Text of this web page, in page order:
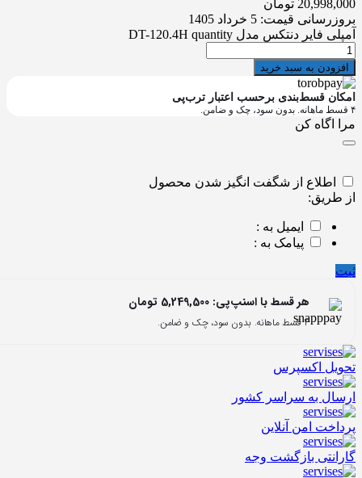
20,998,000 تومان
بروزرسانی قیمت: 5 خرداد 1405
آمپلی فایر دنتکس مدل DT-120.4H quantity
افزودن به سبد خرید
امکان قسط‌بندی برحسب اعتبار ترب‌پی
۴ قسط ماهانه. بدون سود، چک و ضامن.
مرا اگاه کن
اطلاع از شگفت انگیز شدن محصول
از طریق:
ایمیل به :
پیامک به :
ثبت
هر قسط با اسنپ‌پی: 5,249,500 تومان
۴ قسط ماهانه. بدون سود، چک و ضامن.
تحویل اکسپرس
ارسال به سراسر کشور
پرداخت امن آنلاین
گارانتی بازگشت وجه